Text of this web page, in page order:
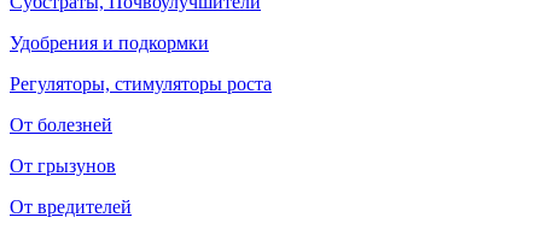
Удобрения и подкормки
Регуляторы, стимуляторы роста
От болезней
От грызунов
От вредителей